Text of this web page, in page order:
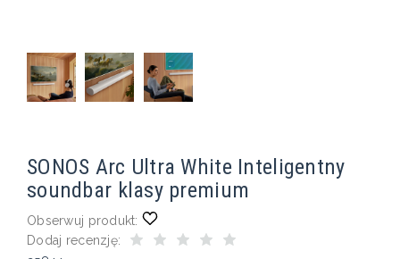
SONOS Arc Ultra White Inteligentny
soundbar klasy premium
Obserwuj produkt:
Dodaj recenzję: